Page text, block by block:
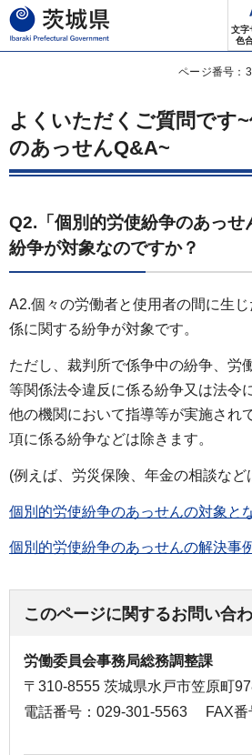
茨城県
文字
色
ページ番号：
よくいただくご質問です
のあっせんQ&A~
Q2. 「個別的労使紛争のあっ
紛争が対象なのですか？
A2.個々の労働者と使用者の間に生じ
係に関する紛争が対象です。
ただし、裁判所で係争中の紛争、労
等関係法令違反に係る紛争又は法令
他の機関において指導等が実施され
項に係る紛争などは除きます。
(例えば、労災保険、年金の相談など
個別的労使紛争のあっせんの対象と
個別的労使紛争のあっせんの解決事
このページに関するお問い合
労働委員会事務局総務調整課
〒310-8555 茨城県水戸市笠原町
電話番号：029-301-5563
FAX